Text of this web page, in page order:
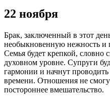
22 ноября
Брак, заключенный в этот
необыкновенную нежность и
Семья будет крепкой, словно
духовном уровне. Супруги
гармонии и начнут
времени. Отношения не
постороннее вмешательство.